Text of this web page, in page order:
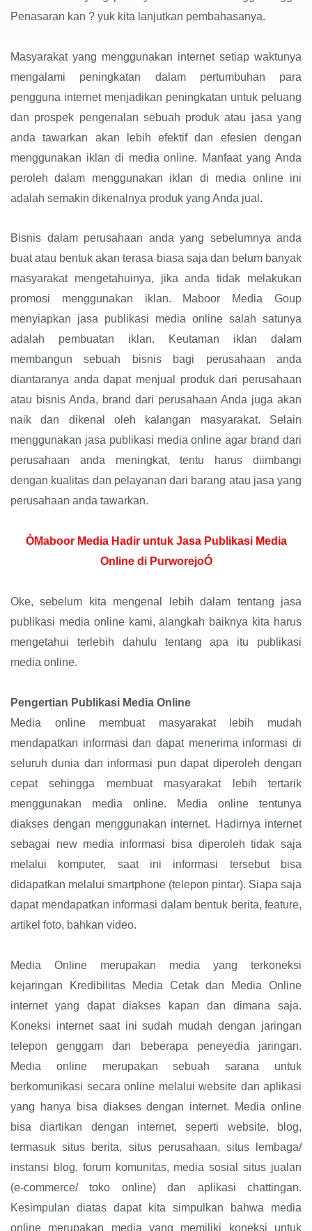
Penasaran kan ? yuk kita lanjutkan pembahasanya.
Masyarakat yang menggunakan internet setiap waktunya
mengalami peningkatan dalam pertumbuhan para
pengguna internet menjadikan peningkatan untuk peluang
dan prospek pengenalan sebuah produk atau jasa yang
anda tawarkan akan lebih efektif dan efesien dengan
menggunakan iklan di media online. Manfaat yang Anda
peroleh dalam menggunakan iklan di media online ini
adalah semakin dikenalnya produk yang Anda jual.
Bisnis dalam perusahaan anda yang sebelumnya anda
buat atau bentuk akan terasa biasa saja dan belum banyak
masyarakat mengetahuinya, jika anda tidak melakukan
promosi menggunakan iklan. Maboor Media Goup
menyiapkan jasa publikasi media online salah satunya
adalah pembuatan iklan. Keutaman iklan dalam
membangun sebuah bisnis bagi perusahaan anda
diantaranya anda dapat menjual produk dari perusahaan
atau bisnis Anda, brand dari perusahaan Anda juga akan
naik dan dikenal oleh kalangan masyarakat. Selain
menggunakan jasa publikasi media online agar brand dari
perusahaan anda meningkat, tentu harus diimbangi
dengan kualitas dan pelayanan dari barang atau jasa yang
perusahaan anda tawarkan.
ÒMaboor Media Hadir untuk Jasa Publikasi Media
Online di PurworejoÓ
Oke, sebelum kita mengenal lebih dalam tentang jasa
publikasi media online kami, alangkah baiknya kita harus
mengetahui terlebih dahulu tentang apa itu publikasi
media online.
Pengertian Publikasi Media Online
Media online membuat masyarakat lebih mudah
mendapatkan informasi dan dapat menerima informasi di
seluruh dunia dan informasi pun dapat diperoleh dengan
cepat sehingga membuat masyarakat lebih tertarik
menggunakan media online. Media online tentunya
diakses dengan menggunakan internet. Hadirnya internet
sebagai new media informasi bisa diperoleh tidak saja
melalui komputer, saat ini informasi tersebut bisa
didapatkan melalui smartphone (telepon pintar). Siapa saja
dapat mendapatkan informasi dalam bentuk berita, feature,
artikel foto, bahkan video.
Media Online merupakan media yang terkoneksi
kejaringan Kredibilitas Media Cetak dan Media Online
internet yang dapat diakses kapan dan dimana saja.
Koneksi internet saat ini sudah mudah dengan jaringan
telepon genggam dan beberapa peneyedia jaringan.
Media online merupakan sebuah sarana untuk
berkomunikasi secara online melalui website dan aplikasi
yang hanya bisa diakses dengan internet. Media online
bisa diartikan dengan internet, seperti website, blog,
termasuk situs berita, situs perusahaan, situs lembaga/
instansi blog, forum komunitas, media sosial situs jualan
(e-commerce/ toko online) dan aplikasi chattingan.
Kesimpulan diatas dapat kita simpulkan bahwa media
online merupakan media yang memiliki koneksi untuk